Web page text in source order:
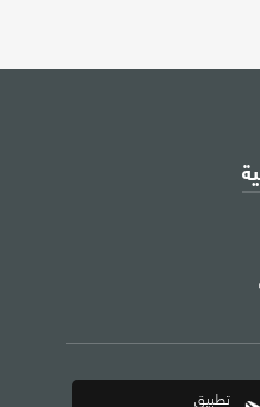
تطبيق